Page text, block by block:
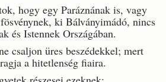
hogy egy Paráznának is, vagy
ki Bálványimádó, nincs
és Istennek Országában.
csaljon üres beszédekkel; mert
a hitetlenség fiaira.